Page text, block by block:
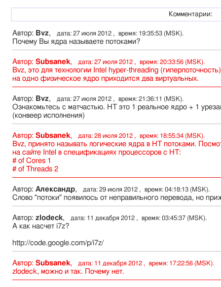
Комментарии:
Автор: Bvz, дата: 27 июля 2012 , время: 19:35:53 (MSK).
Почему Вы ядра называете потоками?
Автор: Subsanek, дата: 27 июля 2012 , время: 20:33:56 (MSK).
Bvz, это для технологии Intel hyper-threading
на одно физическое ядро приходится два виртуальных.
Автор: Bvz, дата: 27 июля 2012 , время: 21:36:11 (MSK).
Ознакомьтесь с матчастью. HT это 1 реальное ядро + 1
(конвеер исполнения)
Автор: Subsanek, дата: 28 июля 2012 , время: 18:55:34 (MSK).
Bvz, принято называть логические ядра в HT потоками.
на сайте Intel в спецификациях процессоров с HT:
# of Cores 1
# of Threads 2
Автор: Александр, дата: 29 июля 2012 , время: 04:18:13 (MSK).
Слово "потоки" появилось от неправильного перевода, но
Автор: zlodeck, дата: 11 декабря 2012 , время: 03:45:37 (MSK).
А как насчет i7z?
http://code.google.com/p/i7z/
Автор: Subsanek, дата: 11 декабря 2012 , время: 17:22:56 (MSK).
zlodeck, можно и так. Почему нет.